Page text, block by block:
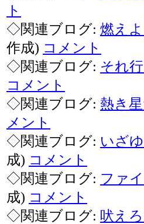
ト
◇関連ブログ: 燃え
作成) コメント
◇関連ブログ: それ
コメント
◇関連ブログ: 熱き
メント
◇関連ブログ: いざ
成) コメント
◇関連ブログ: ファ
成) コメント
◇関連ブログ: 吠え